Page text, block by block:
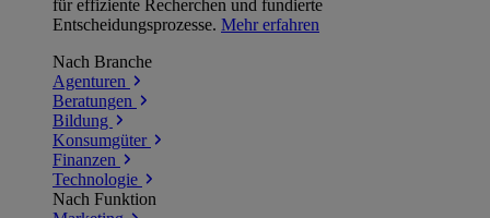
für effiziente Recherchen und fundierte
Entscheidungsprozesse. Mehr erfahren
Nach Branche
Agenturen
Beratungen
Bildung
Konsumgüter
Finanzen
Technologie
Nach Funktion